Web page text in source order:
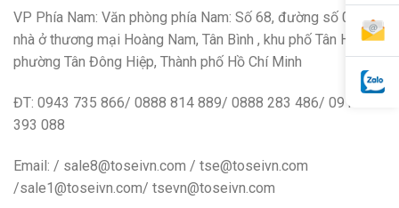
VP Phía Nam: Văn phòng phía Nam: Số 68, đường số 01, khu
nhà ở thương mại Hoàng Nam, Tân Bình , khu phố Tân Hiệp,
phường Tân Đông Hiệp, Thành phố Hồ Chí Minh
ĐT: 0943 735 866/ 0888 814 889/ 0888 283 486/ 0914
393 088
Email: / sale8@toseivn.com / tse@toseivn.com
/sale1@toseivn.com/ tsevn@toseivn.com